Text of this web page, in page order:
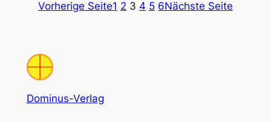
Vorherige Seite1 2 3 4 5 6Nächste Seite
Dominus-Verlag